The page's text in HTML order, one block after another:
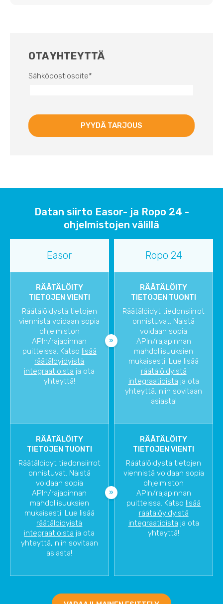
OTA YHTEYTTÄ
Sähköpostiosoite*
Datan siirto Easor- ja Ropo 24 -
ohjelmistojen välillä
Easor Ropo 24
RÄÄTÄLÖITY
TIETOJEN VIENTI
Räätälöidystä tietojen
viennistä voidaan sopia
ohjelmiston
APIn/rajapinnan
puitteissa. Katso lisää
räätälöyidyistä
integraatioista ja ota
yhteyttä!
RÄÄTÄLÖITY
TIETOJEN TUONTI
Räätälöidyt tiedonsiirrot
onnistuvat. Näistä
voidaan sopia
APIn/rajapinnan
mahdollisuuksien
mukaisesti. Lue lisää
räätälöidyistä
integraatioista ja ota
yhteyttä, niin sovitaan
asiasta!
RÄÄTÄLÖITY
TIETOJEN TUONTI
Räätälöidyt tiedonsiirrot
onnistuvat. Näistä
voidaan sopia
APIn/rajapinnan
mahdollisuuksien
mukaisesti. Lue lisää
räätälöidyistä
integraatioista ja ota
yhteyttä, niin sovitaan
asiasta!
RÄÄTÄLÖITY
TIETOJEN VIENTI
Räätälöidystä tietojen
viennistä voidaan sopia
ohjelmiston
APIn/rajapinnan
puitteissa. Katso lisää
räätälöyidyistä
integraatioista ja ota
yhteyttä!